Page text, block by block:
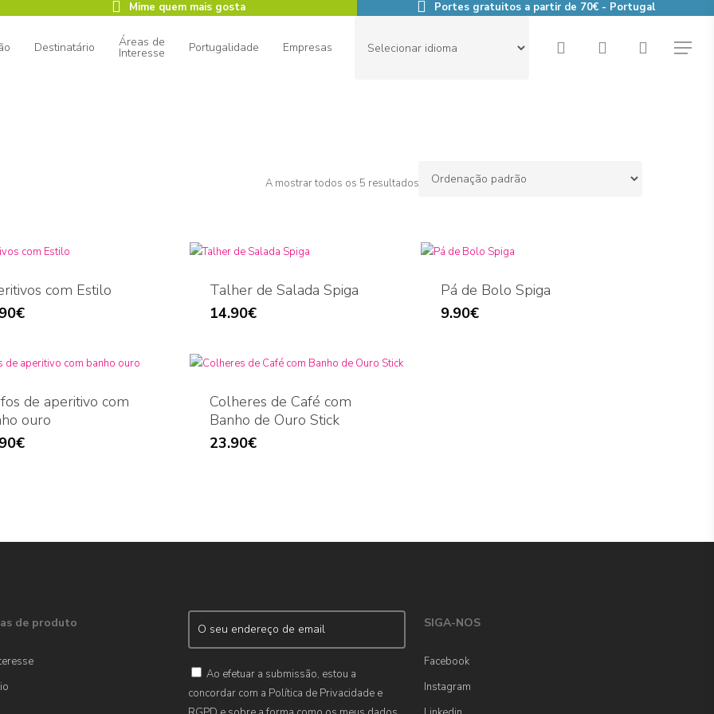
Mime quem mais gosta Portes gratuitos a partir de 70€ - Portugal
Destinatário Áreas de
Interesse Portugalidade Empresas search account Menu
A mostrar todos os 5 resultados
com Estilo
€
Talher de Salada Spiga
14.90€
Pá de Bolo Spiga
9.90€
de aperitivo com
ouro
€
Colheres de Café com
Banho de Ouro Stick
23.90€
de produto
Ao efetuar a submissão, estou a
concordar com a Política de Privacidade e
SIGA-NOS
Facebook
Instagram